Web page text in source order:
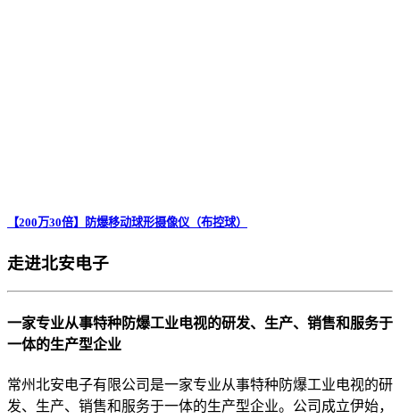
【200万30倍】防爆移动球形摄像仪（布控球）
走进北安电子
一家专业从事特种防爆工业电视的研发、生产、销售和服务于
一体的生产型企业
常州北安电子有限公司是一家专业从事特种防爆工业电视的研
发、生产、销售和服务于一体的生产型企业。公司成立伊始，